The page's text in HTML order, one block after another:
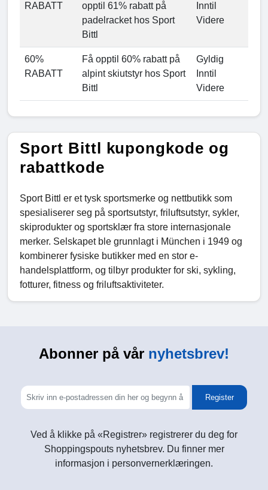
RABATT
opptil 61% rabatt på
padelracket hos Sport
Bittl
Inntil
Videre
60%
RABATT
Få opptil 60% rabatt på
alpint skiutstyr hos Sport
Bittl
Gyldig
Inntil
Videre
Sport Bittl kupongkode og
rabattkode
Sport Bittl er et tysk sportsmerke og nettbutikk som
spesialiserer seg på sportsutstyr, friluftsutstyr, sykler,
skiprodukter og sportsklær fra store internasjonale
merker. Selskapet ble grunnlagt i München i 1949 og
kombinerer fysiske butikker med en stor e-
handelsplattform, og tilbyr produkter for ski, sykling,
fotturer, fitness og friluftsaktiviteter.
Abonner på vår nyhetsbrev!
Register
Ved å klikke på «Registrer» registrerer du deg for
Shoppingspouts nyhetsbrev. Du finner mer
informasjon i personvernerklæringen.